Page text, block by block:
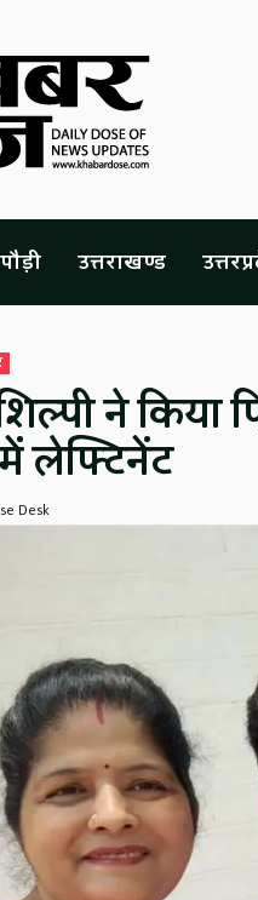
उत्तराखण्ड
ने
लेफ्टिनेंट
Desk